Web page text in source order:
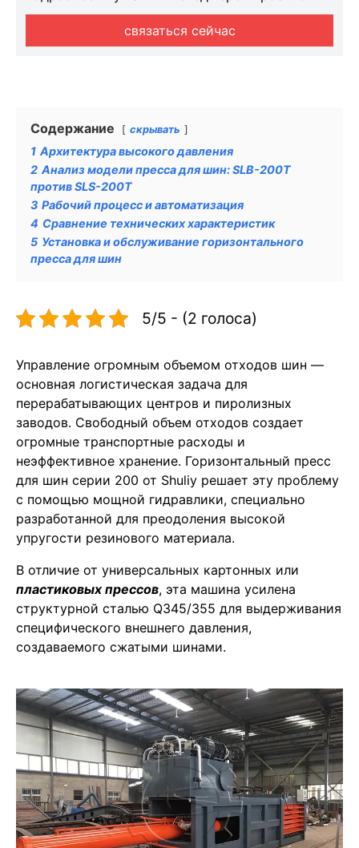
связаться сейчас
Содержание скрывать
1 Архитектура высокого давления
2 Анализ модели пресса для шин: SLB-200T
против SLS-200T
3 Рабочий процесс и автоматизация
4 Сравнение технических характеристик
5 Установка и обслуживание горизонтального
пресса для шин
5/5 - (2 голоса)
Управление огромным объемом отходов шин —
основная логистическая задача для
перерабатывающих центров и пиролизных
заводов. Свободный объем отходов создает
огромные транспортные расходы и
неэффективное хранение. Горизонтальный пресс
для шин серии 200 от Shuliy решает эту проблему
с помощью мощной гидравлики, специально
разработанной для преодоления высокой
упругости резинового материала.
В отличие от универсальных картонных или
пластиковых прессов, эта машина усилена
структурной сталью Q345/355 для выдерживания
специфического внешнего давления,
создаваемого сжатыми шинами.